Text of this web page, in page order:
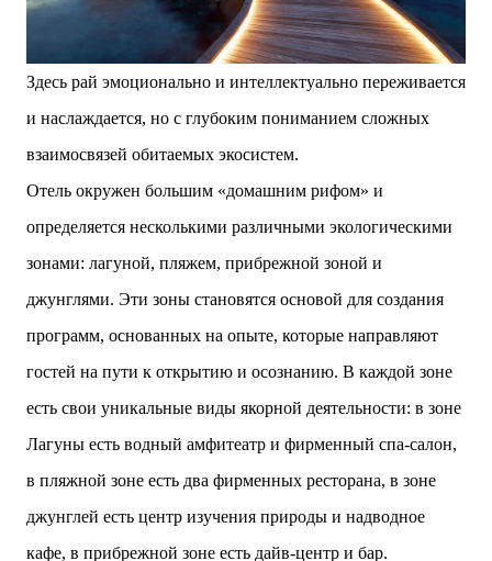
Здесь рай эмоционально и интеллектуально переживается
и наслаждается, но с глубоким пониманием сложных
взаимосвязей обитаемых экосистем.
Отель окружен большим «домашним рифом» и
определяется несколькими различными экологическими
зонами: лагуной, пляжем, прибрежной зоной и
джунглями. Эти зоны становятся основой для создания
программ, основанных на опыте, которые направляют
гостей на пути к открытию и осознанию. В каждой зоне
есть свои уникальные виды якорной деятельности: в зоне
Лагуны есть водный амфитеатр и фирменный спа-салон,
в пляжной зоне есть два фирменных ресторана, в зоне
джунглей есть центр изучения природы и надводное
кафе, в прибрежной зоне есть дайв-центр и бар.